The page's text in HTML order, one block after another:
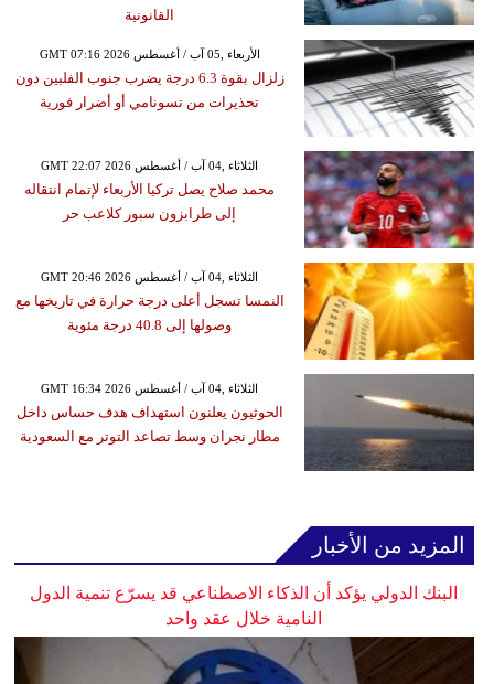
القانونية
GMT 07:16 2026 الأربعاء ,05 آب / أغسطس
زلزال بقوة 6.3 درجة يضرب جنوب الفلبين دون
تحذيرات من تسونامي أو أضرار فورية
GMT 22:07 2026 الثلاثاء ,04 آب / أغسطس
محمد صلاح يصل تركيا الأربعاء لإتمام انتقاله
إلى طرابزون سبور كلاعب حر
GMT 20:46 2026 الثلاثاء ,04 آب / أغسطس
النمسا تسجل أعلى درجة حرارة في تاريخها مع
وصولها إلى 40.8 درجة مئوية
GMT 16:34 2026 الثلاثاء ,04 آب / أغسطس
الحوثيون يعلنون استهداف هدف حساس داخل
مطار نجران وسط تصاعد التوتر مع السعودية
المزيد من الأخبار
البنك الدولي يؤكد أن الذكاء الاصطناعي قد يسرّع تنمية الدول
النامية خلال عقد واحد